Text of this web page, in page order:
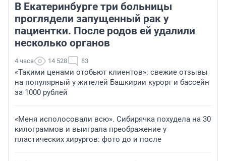
В Екатеринбурге три больницы
проглядели запущенный рак у
пациентки. После родов ей удалили
несколько органов
4 часа 14 528 83
«Такими ценами отобьют клиентов»: свежие отзывы
на популярный у жителей Башкирии курорт и бассейн
за 1000 рублей
«Меня исполосовали всю». Сибирячка похудела на 30
килограммов и выиграла преображение у
пластических хирургов: фото до и после